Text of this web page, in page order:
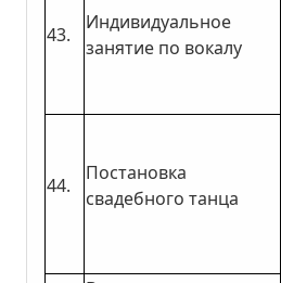
43.
Индивидуальное
занятие по вокалу
44.
Постановка
свадебного танца